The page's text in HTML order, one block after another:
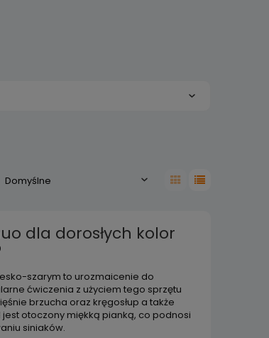
dla dorosłych kolor
szarym to urozmaicenie do
ćwiczenia z użyciem tego sprzętu
brzucha oraz kręgosłup a także
jest otoczony miękką pianką, co podnosi
siniaków.